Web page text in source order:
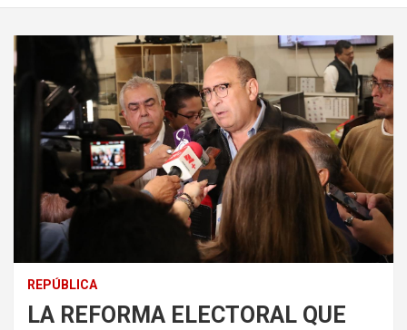
REPÚBLICA
LA REFORMA ELECTORAL QUE